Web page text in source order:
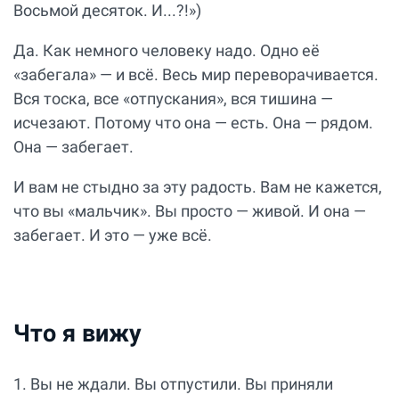
Восьмой десяток. И...?!»)
Да. Как немного человеку надо. Одно её
«забегала» — и всё. Весь мир переворачивается.
Вся тоска, все «отпускания», вся тишина —
исчезают. Потому что она — есть. Она — рядом.
Она — забегает.
И вам не стыдно за эту радость. Вам не кажется,
что вы «мальчик». Вы просто — живой. И она —
забегает. И это — уже всё.
Что я вижу
1. Вы не ждали. Вы отпустили. Вы приняли